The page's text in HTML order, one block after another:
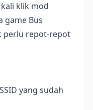
klik mod
game Bus
perlu repot-repot
yang sudah